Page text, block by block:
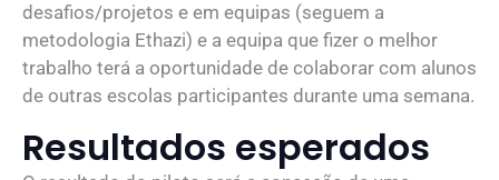
desafios/projetos e em equipas (seguem a
metodologia Ethazi) e a equipa que fizer o melhor
trabalho terá a oportunidade de colaborar com alunos
de outras escolas participantes durante uma semana.
Resultados esperados